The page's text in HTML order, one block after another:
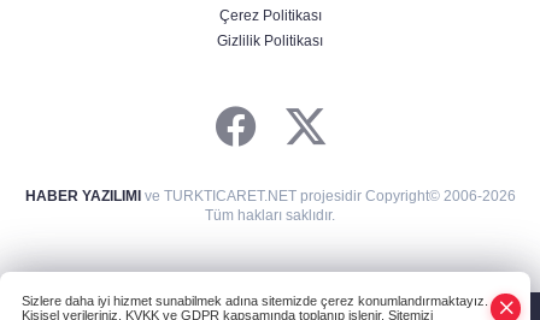
Çerez Politikası
Gizlilik Politikası
HABER YAZILIMIve TURKTICARET.NET projesidir Copyright© 2006-2026
Tüm hakları saklıdır.
Sizlere daha iyi hizmet sunabilmek adına sitemizde çerez konumlandırmaktayız.
Kişisel verileriniz, KVKK ve GDPR kapsamında toplanıp işlenir. Sitemizi